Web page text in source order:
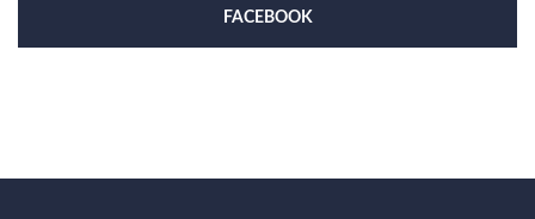
FACEBOOK